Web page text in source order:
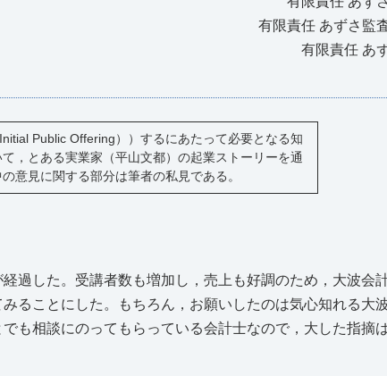
有限責任 あずさ
有限責任 あ
Public Offering））するにあたって必要となる知
，とある実業家（平山文都）の起業ストーリーを通
意見に関する部分は筆者の私見である。
過した。受講者数も増加し，売上も好調のため，大波会
ることにした。もちろん，お願いしたのは気心知れる大
も相談にのってもらっている会計士なので，大した指摘